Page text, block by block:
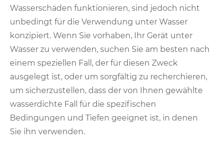
Wasserschäden funktionieren, sind jedoch nicht
unbedingt für die Verwendung unter Wasser
konzipiert. Wenn Sie vorhaben, Ihr Gerät unter
Wasser zu verwenden, suchen Sie am besten nach
einem speziellen Fall, der für diesen Zweck
ausgelegt ist, oder um sorgfältig zu recherchieren,
um sicherzustellen, dass der von Ihnen gewählte
wasserdichte Fall für die spezifischen
Bedingungen und Tiefen geeignet ist, in denen
Sie ihn verwenden.